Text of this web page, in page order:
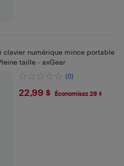
clavier numérique mince portable
taille - axGear
(0)
$22.99
22,99 $ Économisez 29 $